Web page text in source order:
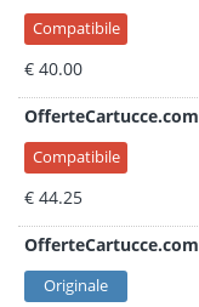
Compatibile
€ 40.00
OfferteCartucce.com
Compatibile
€ 44.25
OfferteCartucce.com
Originale